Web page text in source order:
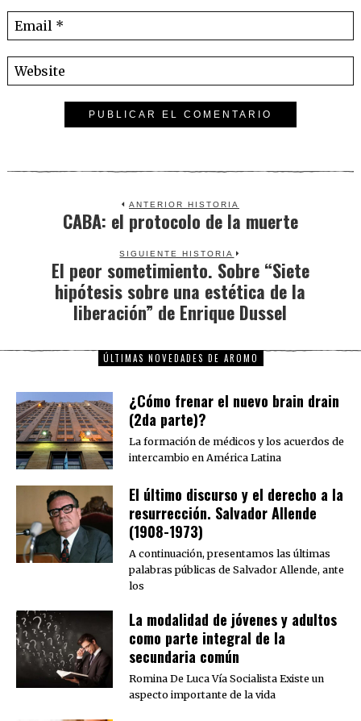
ANTERIOR HISTORIA
Previous
CABA: el protocolo de la muerte
SIGUIENTE HISTORIA
Next
post:
El peor sometimiento. Sobre “Siete
hipótesis sobre una estética de la
liberación” de Enrique Dussel
ÚLTIMAS NOVEDADES DE AROMO
¿Cómo frenar el nuevo brain drain
(2da parte)?
La formación de médicos y los acuerdos de
intercambio en América Latina
El último discurso y el derecho a la
resurrección. Salvador Allende
(1908-1973)
A continuación, presentamos las últimas
palabras públicas de Salvador Allende, ante
los
La modalidad de jóvenes y adultos
como parte integral de la
secundaria común
Romina De Luca Vía Socialista Existe un
aspecto importante de la vida